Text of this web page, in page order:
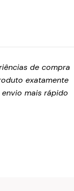
de compra
exatamente
mais rápido